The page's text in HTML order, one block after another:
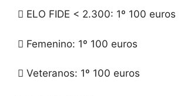
 ELO FIDE < 2.300: 1º 100 euros
 Femenino: 1º 100 euros
 Veteranos: 1º 100 euros